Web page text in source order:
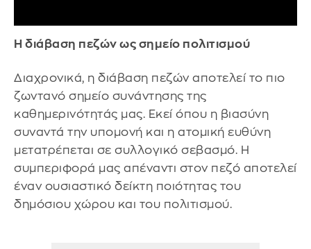
Η διάβαση πεζών ως σημείο πολιτισμού
Διαχρονικά, η διάβαση πεζών αποτελεί το πιο
ζωντανό σημείο συνάντησης της
καθημερινότητάς μας. Εκεί όπου η βιασύνη
συναντά την υπομονή και η ατομική ευθύνη
μετατρέπεται σε συλλογικό σεβασμό. Η
συμπεριφορά μας απέναντι στον πεζό αποτελεί
έναν ουσιαστικό δείκτη ποιότητας του
δημόσιου χώρου και του πολιτισμού.